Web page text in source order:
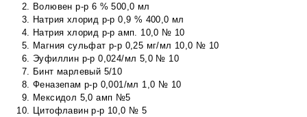
Волювен р-р 6 % 500,0 мл
Натрия хлорид р-р 0,9 % 400,0 мл
Натрия хлорид р-р амп. 10,0 № 10
Магния сульфат р-р 0,25 мг/мл 10,0 № 10
Эуфиллин р-р 0,024/мл 5,0 № 10
Бинт марлевый 5/10
Феназепам р-р 0,001/мл 1,0 № 10
Мексидол 5,0 амп №5
Цитофлавин р-р 10,0 № 5